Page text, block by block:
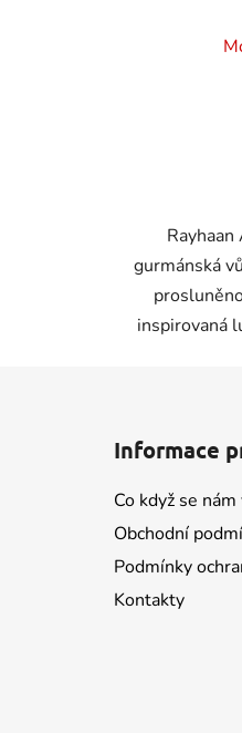
gurmánská
inspirovaná
Informace
Co když se
Obchodní
Podmínky
Kontakty